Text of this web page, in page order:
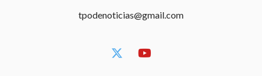
tpodenoticias@gmail.com